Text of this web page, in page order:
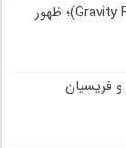
نقد انیمیشن آبشار جاذبه (Gravity Falls)؛ ظهور
فریسیان